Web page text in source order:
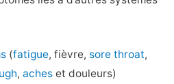
(fatigue, fièvre, sore throat,
,aches et douleurs)